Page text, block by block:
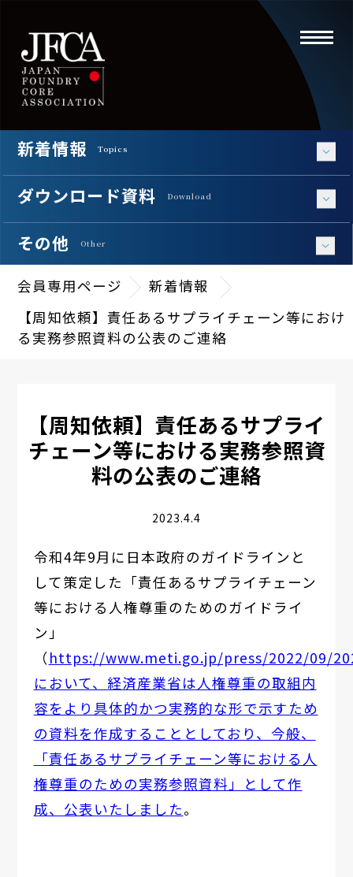
toggle
新着情報 Topics
ダウンロード資料 Download
その他 Other
会員専用ページ
新着情報
【周知依頼】責任あるサプライチェーン等におけ
る実務参照資料の公表のご連絡
【周知依頼】責任あるサプライ
チェーン等における実務参照資
料の公表のご連絡
2023.4.4
令和4年9月に日本政府のガイドラインと
して策定した「責任あるサプライチェーン
等における人権尊重のためのガイドライ
ン」
（https://www.meti.go.jp/press/2022/09/
において、経済産業省は人権尊重の取組内
容をより具体的かつ実務的な形で示すため
の資料を作成することとしており、今般、
「責任あるサプライチェーン等における人
権尊重のための実務参照資料」として作
成、公表いたしました。